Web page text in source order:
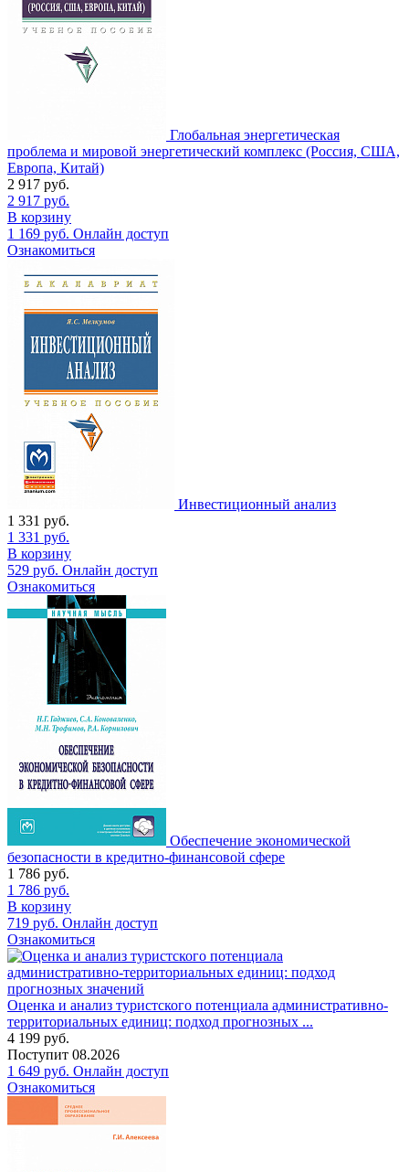
Глобальная энергетическая
проблема и мировой энергетический комплекс (Россия, США,
Европа, Китай)
2 917 руб.
2 917 руб.
В корзину
1 169 руб. Онлайн доступ
Ознакомиться
Инвестиционный анализ
1 331 руб.
1 331 руб.
В корзину
529 руб. Онлайн доступ
Ознакомиться
Обеспечение экономической
безопасности в кредитно-финансовой сфере
1 786 руб.
1 786 руб.
В корзину
719 руб. Онлайн доступ
Ознакомиться
Оценка и анализ туристского потенциала административно-
территориальных единиц: подход прогнозных ...
4 199 руб.
Поступит 08.2026
1 649 руб. Онлайн доступ
Ознакомиться